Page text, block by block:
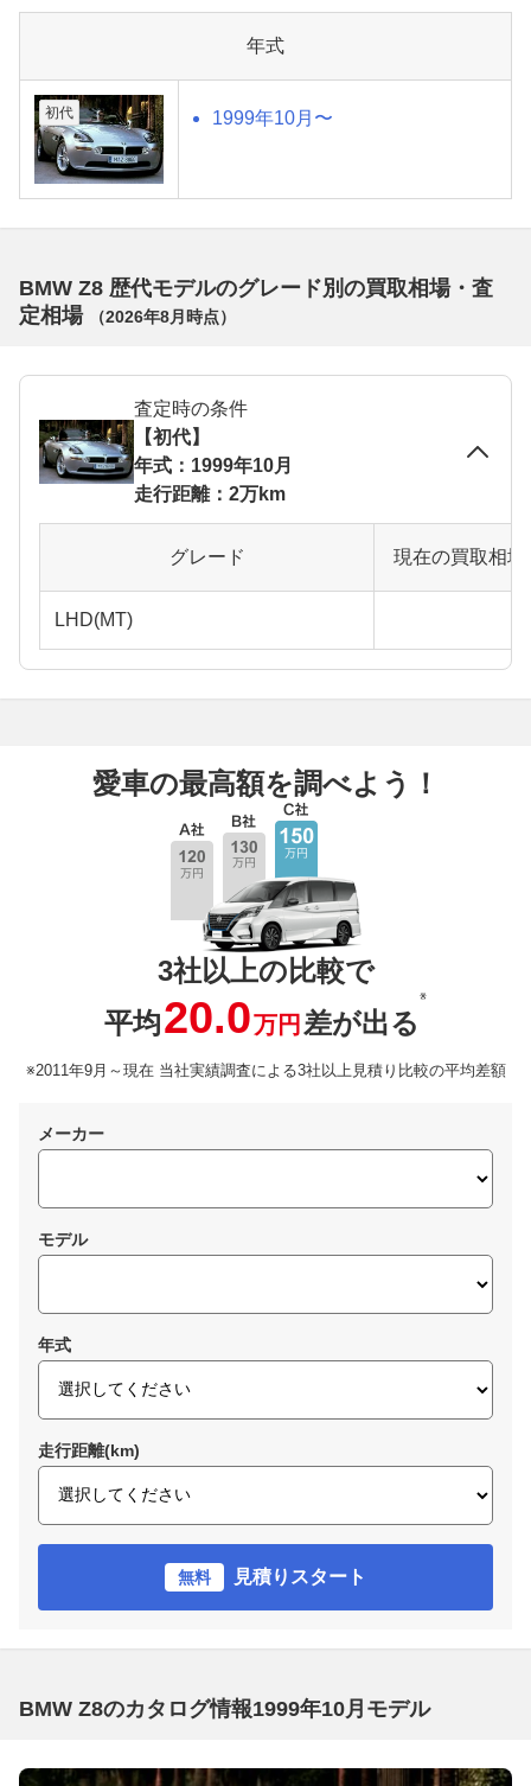
年式
初代 1999年10月〜
BMW Z8 歴代モデルのグレード別の買取相場・査
定相場
（2026年8月 時点）
査定時の条件
【初代】
年式：1999年10月
走行距離：2万km
グレード 現在の買取相
LHD(MT)
愛車の最高額を調べよう！
3社以上の比較で
平均20.0万円 差が出る
※
※2011年9月～現在 当社実績調査による3社以上見積り比較の平均差額
メーカー
モデル
年式
走行距離(km)
無料 見積りスタート
BMW Z8のカタログ情報1999年10月モデル